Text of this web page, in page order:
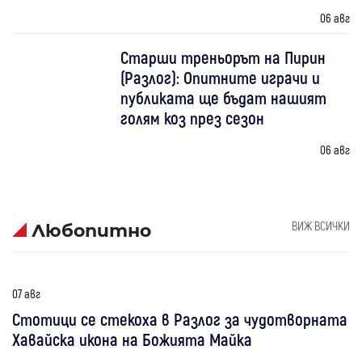
06 авг
Старши треньорът на Пирин
(Разлог): Опитните играчи и
публиката ще бъдат нашият
голям коз през сезон
06 авг
Любопитно ВИЖ ВСИЧКИ
07 авг
Стотици се стекоха в Разлог за чудотворната
Хавайска икона на Божията Майка